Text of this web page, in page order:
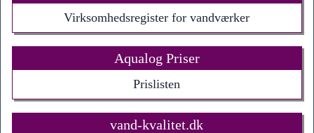
Virksomhedsregister for vandværker
Aqualog Priser
Prislisten
vand-kvalitet.dk